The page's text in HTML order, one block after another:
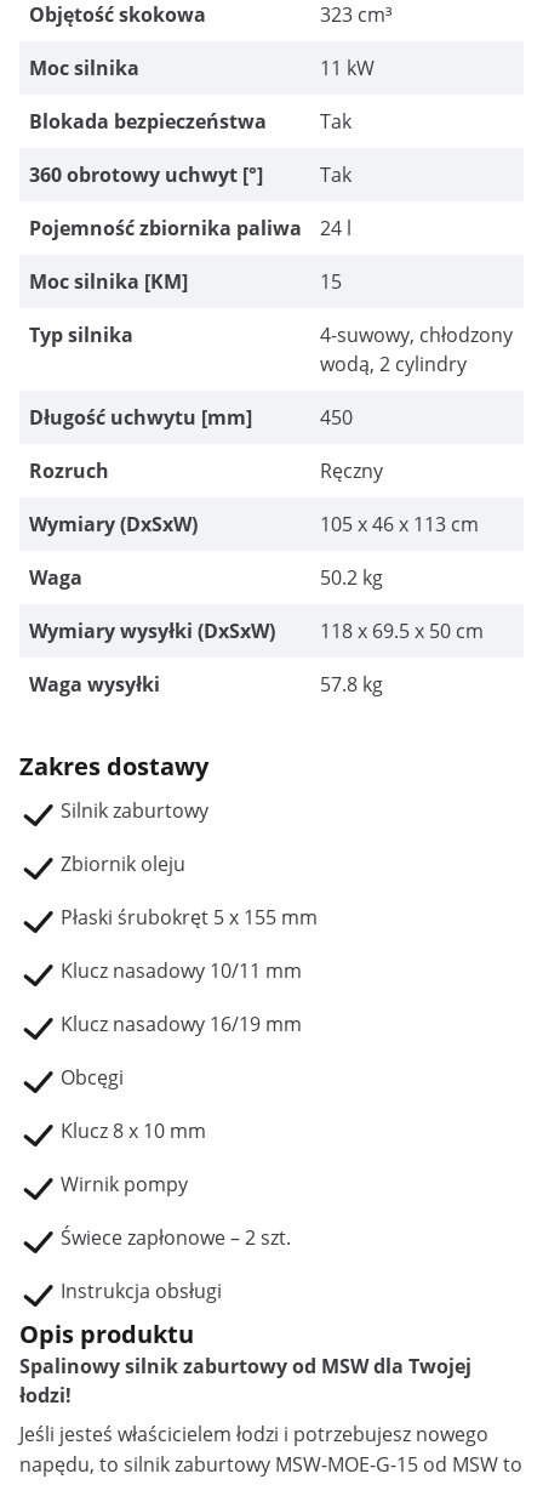
Objętość skokowa
323 cm³
Moc silnika
11 kW
Blokada bezpieczeństwa
Tak
360 obrotowy uchwyt [°]
Tak
Pojemność zbiornika paliwa
24 l
Moc silnika [KM]
15
Typ silnika
4-suwowy, chłodzony
wodą, 2 cylindry
Długość uchwytu [mm]
450
Rozruch
Ręczny
Wymiary (DxSxW)
105 x 46 x 113 cm
Waga
50.2 kg
Wymiary wysyłki (DxSxW)
118 x 69.5 x 50 cm
Waga wysyłki
57.8 kg
Zakres dostawy
Silnik zaburtowy
Zbiornik oleju
Płaski śrubokręt 5 x 155 mm
Klucz nasadowy 10/11 mm
Klucz nasadowy 16/19 mm
Obcęgi
Klucz 8 x 10 mm
Wirnik pompy
Świece zapłonowe – 2 szt.
Instrukcja obsługi
Opis produktu
Spalinowy silnik zaburtowy od MSW dla Twojej
łodzi!
Jeśli jesteś właścicielem łodzi i potrzebujesz nowego
napędu, to silnik zaburtowy MSW-MOE-G-15 od MSW to